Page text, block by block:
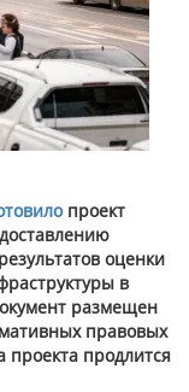
проект
оценки
в
размещен
правовых
проекта продлится